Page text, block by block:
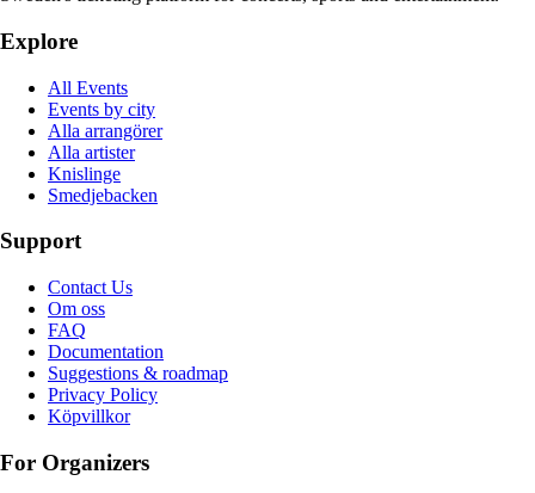
Explore
All Events
Events by city
Alla arrangörer
Alla artister
Knislinge
Smedjebacken
Support
Contact Us
Om oss
FAQ
Documentation
Suggestions & roadmap
Privacy Policy
Köpvillkor
For Organizers